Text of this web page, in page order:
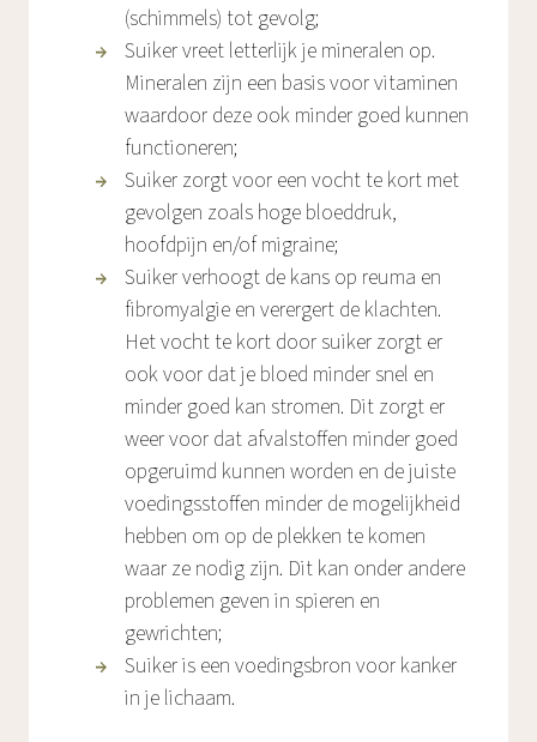
(schimmels) tot gevolg;
Suiker vreet letterlijk je mineralen op.
Mineralen zijn een basis voor vitaminen
waardoor deze ook minder goed kunnen
functioneren;
Suiker zorgt voor een vocht te kort met
gevolgen zoals hoge bloeddruk,
hoofdpijn en/of migraine;
Suiker verhoogt de kans op reuma en
fibromyalgie en verergert de klachten.
Het vocht te kort door suiker zorgt er
ook voor dat je bloed minder snel en
minder goed kan stromen. Dit zorgt er
weer voor dat afvalstoffen minder goed
opgeruimd kunnen worden en de juiste
voedingsstoffen minder de mogelijkheid
hebben om op de plekken te komen
waar ze nodig zijn. Dit kan onder andere
problemen geven in spieren en
gewrichten;
Suiker is een voedingsbron voor kanker
in je lichaam.